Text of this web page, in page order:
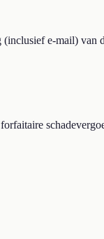
e-mail) van